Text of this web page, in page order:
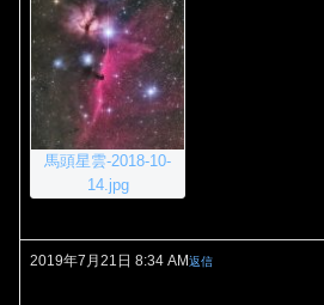
馬頭星雲-2018-10-
14.jpg
2019年7月21日 8:34 AM返信